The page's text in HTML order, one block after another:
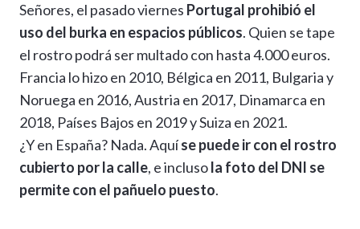
at
s
A
p
p
e
gr
a
m
e
b
o
o
k
ke
dI
n
se
n
g
er
ai
l
p
y
Li
n
k
m
p
ar
ti
Señores, el pasado viernes Portugal prohibió el
uso del burka en espacios públicos. Quien se tape
el rostro podrá ser multado con hasta 4.000 euros.
Francia lo hizo en 2010, Bélgica en 2011, Bulgaria y
Noruega en 2016, Austria en 2017, Dinamarca en
2018, Países Bajos en 2019 y Suiza en 2021.
¿Y en España? Nada. Aquíse puede ir con el rostro
cubierto por la calle, e inclusola foto del DNI se
permite con el pañuelo puesto.